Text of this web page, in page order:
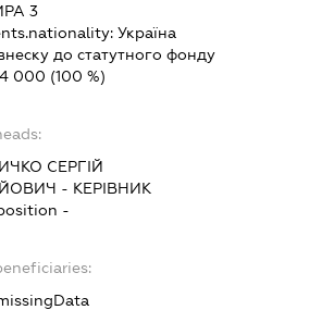
3
Україна
до статутного фонду
000 (100 %)
СЕРГІЙ
- КЕРІВНИК
-